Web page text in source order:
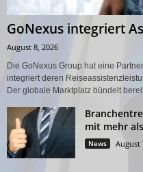
GoNexus integriert
August 8, 2026
Die GoNexus Group hat eine
integriert deren
Der globale Marktplatz bündelt
mit mehr
News August